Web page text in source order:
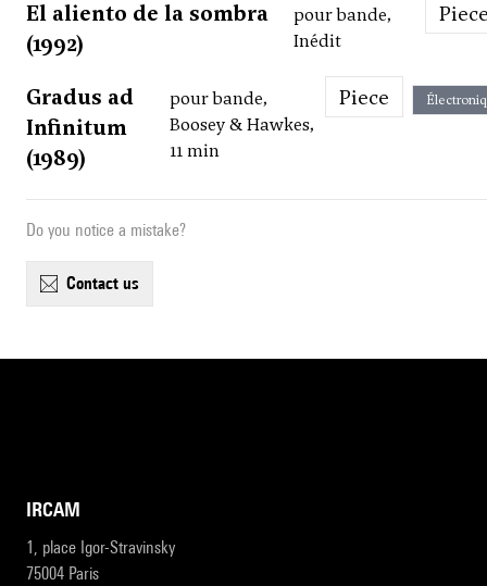
El aliento de la sombra
(1992)
pour bande,
Inédit
Gradus ad
Infinitum
(1989)
pour bande,
Boosey & Hawkes,
11 min
Piece
Do you notice a mistake?
contact us
IRCAM
1, place Igor-Stravinsky
75004 Paris